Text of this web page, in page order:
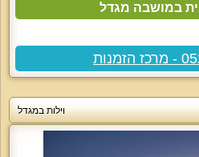
במושבה מגדל
וילות במגדל